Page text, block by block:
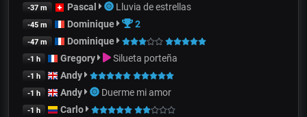
-37 m Pascal Lluvia de estrellas
-45 m Dominique 2
-47 m Dominique
-1 h Gregory Silueta porteña
-1 h Andy
-1 h Andy Duerme mi amor
-1 h Carlo